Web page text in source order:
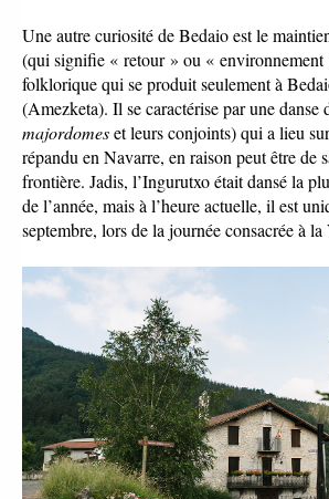
Une autre curiosité de Bedaio est le
(qui signifie « retour » ou « environnement
folklorique qui se produit seulement à
majordomes et leurs conjoints) qui a lieu
répandu en Navarre, en raison peut être de
frontière. Jadis, l’Ingurutxo était dansé la
de l’année, mais à l’heure actuelle, il est
septembre, lors de la journée consacrée à